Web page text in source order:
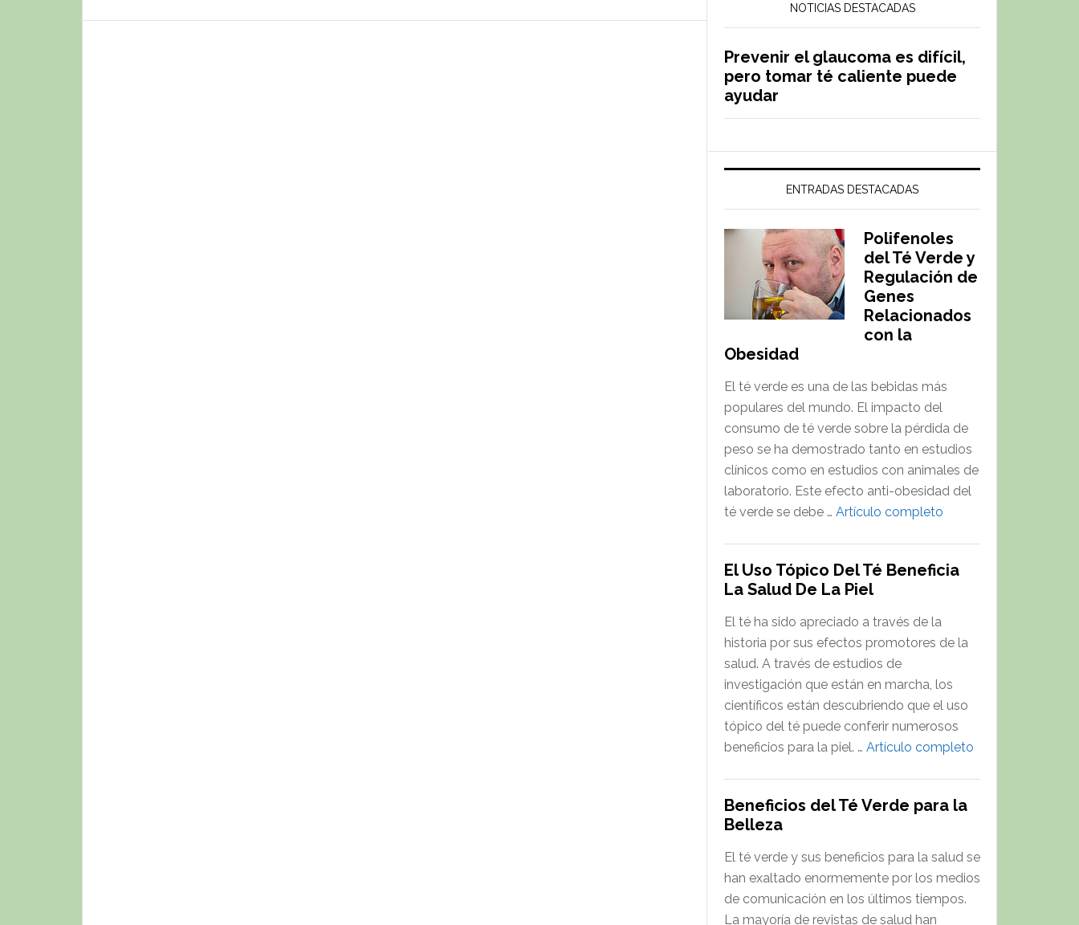
NOTICIAS DESTACADAS
Prevenir el glaucoma es difícil,
pero tomar té caliente puede
ayudar
ENTRADAS DESTACADAS
Polifenoles
del Té Verde y
Regulación de
Genes
Relacionados
con la
Obesidad
El té verde es una de las bebidas más
populares del mundo. El impacto del
consumo de té verde sobre la pérdida de
peso se ha demostrado tanto en estudios
clínicos como en estudios con animales de
laboratorio. Este efecto anti-obesidad del
té verde se debe … Artículo completo
Té
Regulación
la
El Uso Tópico Del Té Beneficia
La Salud De La Piel
El té ha sido apreciado a través de la
historia por sus efectos promotores de la
salud. A través de estudios de
investigación que están en marcha, los
científicos están descubriendo que el uso
tópico del té puede conferir numerosos
beneficios para la piel. … Artículo completo
Beneficios del Té Verde para la
Belleza
El té verde y sus beneficios para la salud se
han exaltado enormemente por los medios
de comunicación en los últimos tiempos.
La mayoría de revistas de salud han